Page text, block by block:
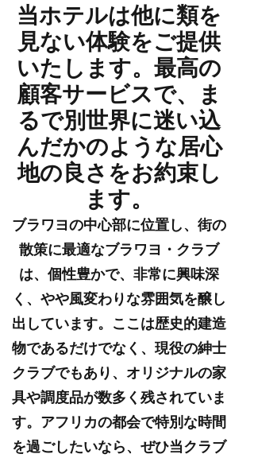
当ホテルは他に類を
見ない体験をご提供
いたします。最高の
顧客サービスで、ま
るで別世界に迷い込
んだかのような居心
地の良さをお約束し
ます。
ブラワヨの中心部に位置し、街の
散策に最適なブラワヨ・クラブ
は、個性豊かで、非常に興味深
く、やや風変わりな雰囲気を醸し
出しています。ここは歴史的建造
物であるだけでなく、現役の紳士
クラブでもあり、オリジナルの家
具や調度品が数多く残されていま
す。アフリカの都会で特別な時間
を過ごしたいなら、ぜひ当クラブ